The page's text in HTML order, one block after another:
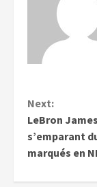
Next:
LeBron
s’emparant
marqués en